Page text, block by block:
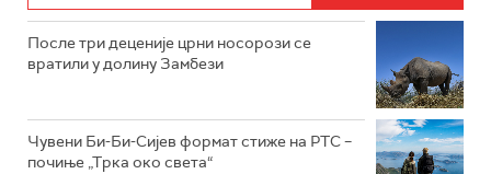
После три деценије црни носорози се
вратили у долину Замбези
Чувени Би-Би-Сијев формат стиже на РТС –
почиње „Трка око света“